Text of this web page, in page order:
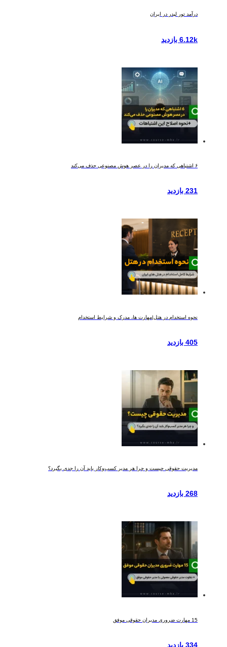
درآمد تور لیدر در ایران
6.12k بازدید
۶ اشتباهی که مدیران را در عصر هوش مصنوعی حذف می‌کند
231 بازدید
نحوه استخدام در هتل|مهارت ها، مدرک و شرایط استخدام
405 بازدید
مدیریت حقوقی چیست و چرا هر مدیر کسب‌وکار باید آن را جدی بگیرد؟
268 بازدید
15 مهارت ضروری مدیران حقوقی موفق
334 بازدید